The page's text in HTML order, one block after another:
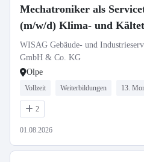
Mechatroniker als
(m/w/d) Klima- und
WISAG Gebäude- und
GmbH & Co. KG
Olpe
Vollzeit Weiterbildungen 13.
2
01.08.2026